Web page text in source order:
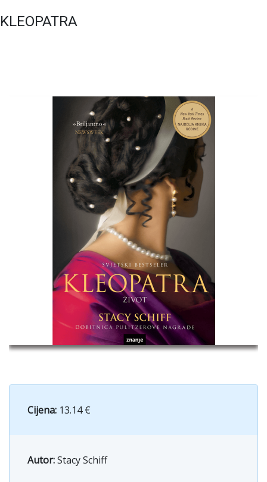
KLEOPATRA
Cijena: 13.14 €
Autor:Stacy Schiff